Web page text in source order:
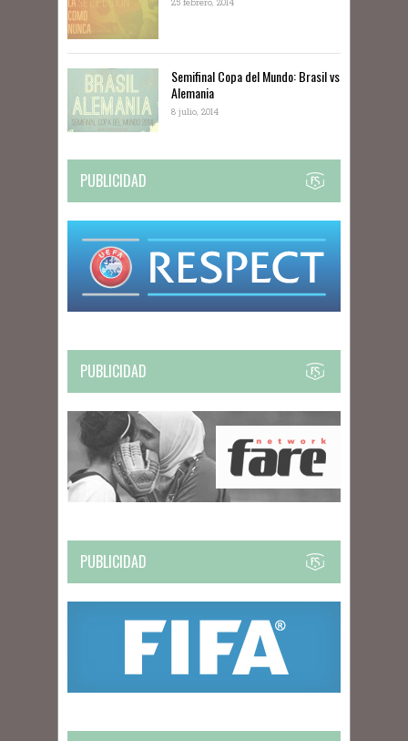
25 febrero, 2014
Semifinal Copa del Mundo: Brasil vs
Alemania
8 julio, 2014
PUBLICIDAD
PUBLICIDAD
PUBLICIDAD